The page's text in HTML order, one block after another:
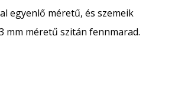
egyenlő méretű, és szemeik
mm méretű szitán fennmarad.